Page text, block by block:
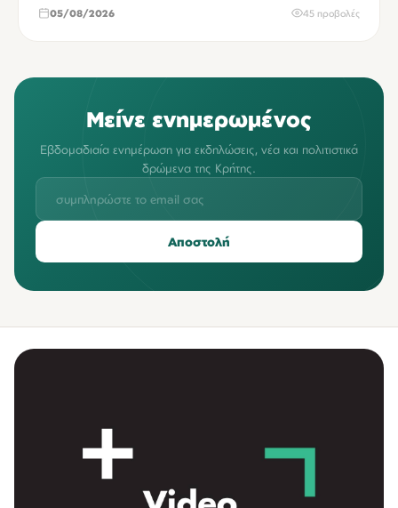
05/08/2026 45 προβολές
Μείνε ενημερωμένος
Εβδομαδιαία ενημέρωση για εκδηλώσεις, νέα και πολιτιστικά
δρώμενα της Κρήτης.
Αποστολή